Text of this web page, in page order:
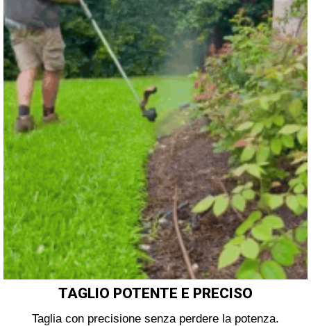
TAGLIO POTENTE E PRECISO
Taglia con precisione senza perdere la potenza.